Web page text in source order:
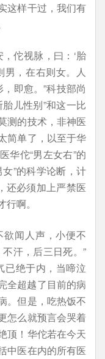
这样干过，我们有
佗视脉，曰：‘胎
男，在右则女。人
即愈。”科技部尚
儿性别”和这一比
测的技术，非神医
简单了，以至于华
华佗“男左女右”的
”的科学论断，计
还必须加上严禁医
啊。
闻人声，小便不
汗，后三日死。”
已绝于内，当啼泣
全超越了目前的病
。但是，吃热饭不
怎么就预言会哭着
顶！华佗若在今天
中医在内的所有医